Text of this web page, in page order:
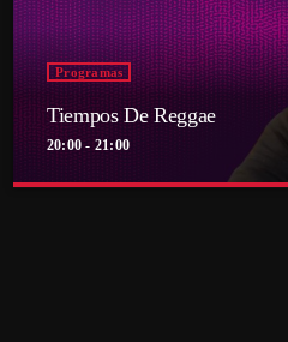
Programas
Tiempos De Reggae
20:00 - 21:00